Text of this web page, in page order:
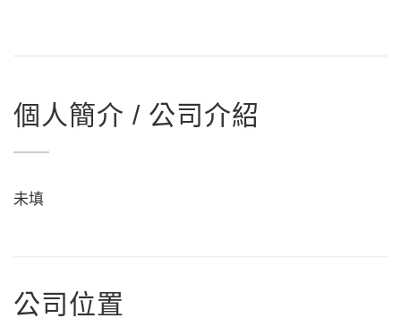
個人簡介 / 公司介紹
未填
公司位置